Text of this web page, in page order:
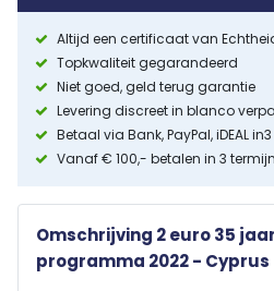
Altijd een certificaat van
Topkwaliteit gegarandeerd
Niet goed, geld terug garantie
Levering discreet in blanco
Betaal via Bank, PayPal, iDEAL
Vanaf € 100,- betalen in 3
Omschrijving 2 euro 35
programma 2022 - Cyprus